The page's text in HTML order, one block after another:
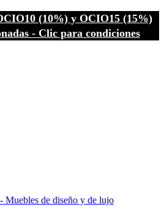
(10%) y OCIO15 (15%)
- Clic para condiciones